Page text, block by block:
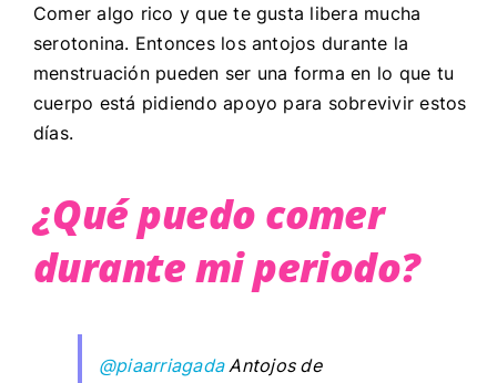
Comer algo rico y que te gusta libera mucha
serotonina. Entonces los antojos durante la
menstruación pueden ser una forma en lo que tu
cuerpo está pidiendo apoyo para sobrevivir estos
días.
¿Qué puedo comer
durante mi periodo?
@piaarriagadaAntojos de